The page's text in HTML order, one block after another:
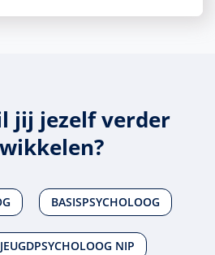
jij jezelf verder
BASISPSYCHOLOOG
NIP